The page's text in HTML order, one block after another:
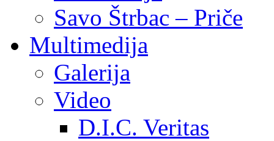
Savo Štrbac – Priče
Multimedija
Galerija
Video
D.I.C. Veritas